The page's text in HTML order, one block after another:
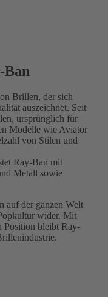
Brillen, der sich
auszeichnet. Seit
ursprünglich für
Modelle wie Aviator
von Stilen und
Ray-Ban mit
Metall sowie
auf der ganzen Welt
wider. Mit
Position bleibt Ray-